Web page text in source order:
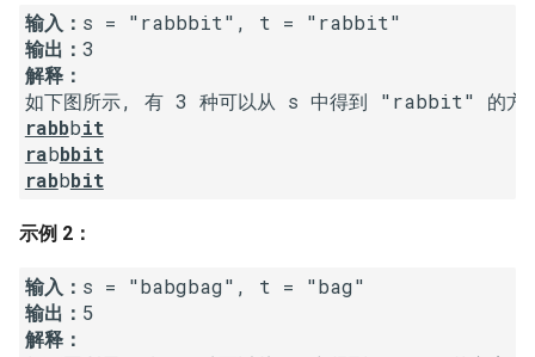
10. 正则表达式匹配
11. 盛最多水的容器
12. 整数转罗马数字
14. 最长公共前缀
15. 三数之和
12. 矩阵中的路径
13. 机器人的运动范围
14.1. 剪绳子
15. 二进制中 1 的个数
16. 数值的整数次方
2.1. 移除重复节点
2.2. 返回倒数第 k 个节点
2.3. 删除中间节点
2.5. 链表求和
2.6. 回文链表
输入：
输出 ：
解释：
rabbbit
rabbbit
rabbbit
示例 2：
输入：
输出 ：
解释：